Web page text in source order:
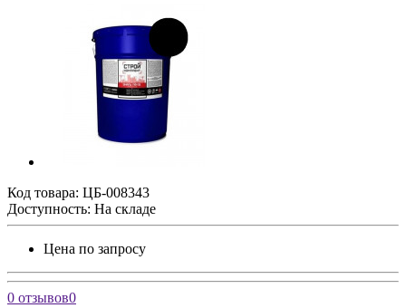
Код товара: ЦБ-008343
Доступность: На складе
Цена по запросу
0 отзывов0